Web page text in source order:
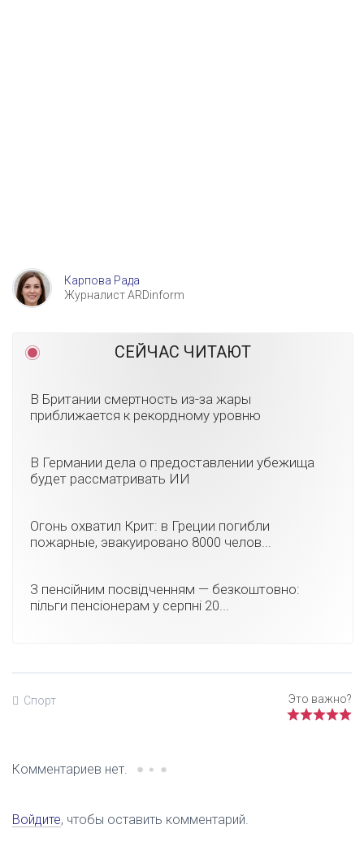
Карпова Рада
Журналист ARDinform
СЕЙЧАС ЧИТАЮТ
В Британии смертность из-за жары
приближается к рекордному уровню
В Германии дела о предоставлении убежища
будет рассматривать ИИ
Огонь охватил Крит: в Греции погибли
пожарные, эвакуировано 8000 челов...
З пенсійним посвідченням — безкоштовно:
пільги пенсіонерам у серпні 20...
Спорт
Комментариев нет.
Войдите, чтобы оставить комментарий.